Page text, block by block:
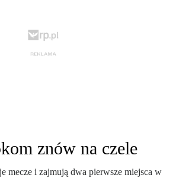
znów na czele
mecze i zajmują dwa pierwsze miejsca w